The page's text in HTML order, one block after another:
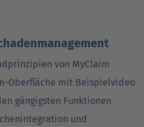
von MyClaim
Ober­fläche mit Beispielvideo
gängigsten Funktionen
und